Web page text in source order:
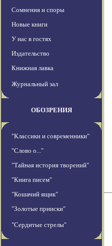
Сомнения и споры
Новые книги
У нас в гостях
Издательство
Книжная лавка
Журнальный зал
ОБОЗРЕНИЯ
"Классики и современники"
"Слово о..."
"Тайная история творений"
"Книга писем"
"Кошачий ящик"
"Золотые прииски"
"Сердитые стрелы"